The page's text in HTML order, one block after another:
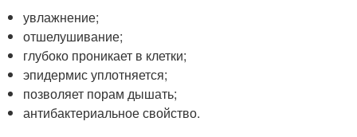
увлажнение;
отшелушивание;
глубоко проникает в клетки;
эпидермис уплотняется;
позволяет порам дышать;
антибактериальное свойство.